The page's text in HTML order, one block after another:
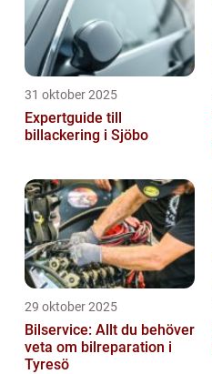
31 oktober 2025
Expertguide till
billackering i Sjöbo
29 oktober 2025
Bilservice: Allt du behöver
veta om bilreparation i
Tyresö